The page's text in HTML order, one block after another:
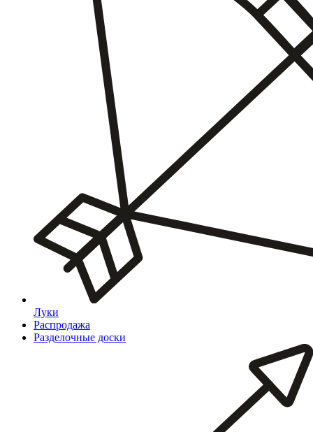
Луки
Распродажа
Разделочные доски